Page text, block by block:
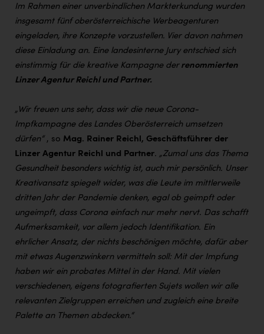
Im Rahmen einer unverbindlichen Markterkundung wurden
insgesamt fünf oberösterreichische Werbeagenturen
eingeladen, ihre Konzepte vorzustellen. Vier davon nahmen
diese Einladung an. Eine landesinterne Jury entschied sich
einstimmig für die kreative Kampagne derrenommierten
Linzer Agentur Reichl und Partner.
„Wir freuen uns sehr, dass wir die neue Corona-
Impfkampagne des Landes Oberösterreich umsetzen
dürfen“ , so Mag. Rainer Reichl, Geschäftsführer der
Linzer Agentur Reichl und Partner. „Zumal uns das Thema
Gesundheit besonders wichtig ist, auch mir persönlich. Unser
Kreativansatz spiegelt wider, was die Leute im mittlerweile
dritten Jahr der Pandemie denken, egal ob geimpft oder
ungeimpft, dass Corona einfach nur mehr nervt. Das schafft
Aufmerksamkeit, vor allem jedoch Identifikation. Ein
ehrlicher Ansatz, der nichts beschönigen möchte, dafür aber
mit etwas Augenzwinkern vermitteln soll: Mit der Impfung
haben wir ein probates Mittel in der Hand. Mit vielen
verschiedenen, eigens fotografierten Sujets wollen wir alle
relevanten Zielgruppen erreichen und zugleich eine breite
Palette an Themen abdecken.“